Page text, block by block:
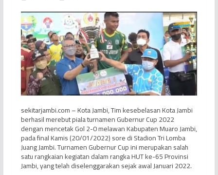
sekitarjambi.com – Kota Jambi, Tim kesebelasan Kota Jambi
berhasil merebut piala turnamen Gubernur Cup 2022
dengan mencetak Gol 2-0 melawan Kabupaten Muaro Jambi,
pada final Kamis (20/01/2022) sore di Stadion Tri Lomba
Juang Jambi. Turnamen Gubernur Cup ini merupakan salah
satu rangkaian kegiatan dalam rangka HUT ke-65 Provinsi
Jambi, yang telah diselenggarakan sejak awal Januari 2022.